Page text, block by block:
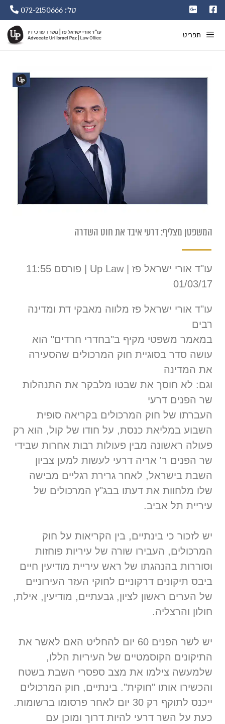
טל': 072-2150666
תפריט
המשפטן מצליף: דרעי איבד את חוט השדרה
עו"ד אורי ישראל פז | Up Law | פורסם 11:55
01/03/17
עו"ד אורי ישראל פז מלווה מאבקי דת ומדינה
רבים
במאמר משפטי מקיף ב"בחדרי חרדים" הוא
עושה סדר בסוגיית חוק המרכולים שהסעירה
את המדינה
וגם: לא חוסך את שבטו מלבקר את התנהלות
שר הפנים דרעי
העברתו של חוק המרכולים בקריאה סופית
השבוע במליאת כנסת, על חודו של קול, הוא רק
פעולה ראשונה מבין פעולות רבות אחרות שבידי
שר הפנים ר' אריה דרעי לעשות למען צביון
השבת בישראל, לאחר גרירת רגליים מבישה
שלו מלחוות את דעתו בבג"ץ המרכולים של
עיריית תל אביב.
יש לזכור כי בינתיים, בין הקריאות על חוק
המרכולים, העבירו שורה של עיריות פוחזות
וסוררות בהנהגתו של ראש עיריית מודיעין חיים
ביבס תיקונים דרקוניים לחוקי העזר העירוניים
של הערים ראשון לציון, גבעתיים, מודיעין, אילת,
חולון והרצליה.
יש לשר הפנים 60 יום להחליט האם לאשר את
התיקונים הקוסמטיים של העיריות הללו,
שלמעשה צילמו את מצב ספסרי השבת בשטח
והכשירו אותו "חוקית". בינתיים, חוק המרכולים
ייכנס לתוקף רק 30 יום לאחר פרסומו ברשומות.
כעת על השר דרעי להיות דרוך ומוכן עם